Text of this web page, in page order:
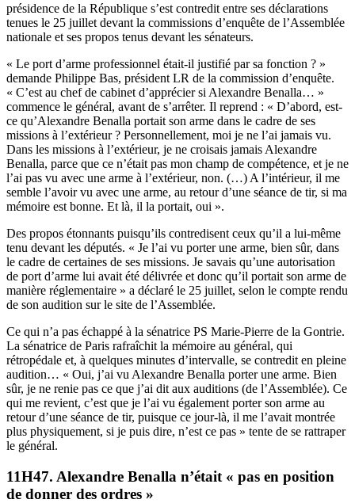
présidence de la République s’est contredit entre ses déclarations
tenues le 25 juillet devant la commissions d’enquête de l’Assemblée
nationale et ses propos tenus devant les sénateurs.
« Le port d’arme professionnel était-il justifié par sa fonction ? »
demande Philippe Bas, président LR de la commission d’enquête.
« C’est au chef de cabinet d’apprécier si Alexandre Benalla… »
commence le général, avant de s’arrêter. Il reprend : « D’abord, est-
ce qu’Alexandre Benalla portait son arme dans le cadre de ses
missions à l’extérieur ? Personnellement, moi je ne l’ai jamais vu.
Dans les missions à l’extérieur, je ne croisais jamais Alexandre
Benalla, parce que ce n’était pas mon champ de compétence, et je ne
l’ai pas vu avec une arme à l’extérieur, non. (…) A l’intérieur, il me
semble l’avoir vu avec une arme, au retour d’une séance de tir, si ma
mémoire est bonne. Et là, il la portait, oui ».
Des propos étonnants puisqu’ils contredisent ceux qu’il a lui-même
tenu devant les députés. « Je l’ai vu porter une arme, bien sûr, dans
le cadre de certaines de ses missions. Je savais qu’une autorisation
de port d’arme lui avait été délivrée et donc qu’il portait son arme de
manière réglementaire » a déclaré le 25 juillet, selon le compte rendu
de son audition sur le site de l’Assemblée.
Ce qui n’a pas échappé à la sénatrice PS Marie-Pierre de la Gontrie.
La sénatrice de Paris rafraîchit la mémoire au général, qui
rétropédale et, à quelques minutes d’intervalle, se contredit en pleine
audition… « Oui, j’ai vu Alexandre Benalla porter une arme. Bien
sûr, je ne renie pas ce que j’ai dit aux auditions (de l’Assemblée). Ce
qui me revient, c’est que je l’ai vu également porter son arme au
retour d’une séance de tir, puisque ce jour-là, il me l’avait montrée
plus physiquement, si je puis dire, n’est ce pas » tente de se rattraper
le général.
11H47. Alexandre Benalla n’était « pas en position
de donner des ordres »